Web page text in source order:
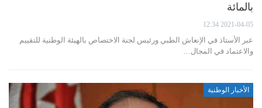
بالمائة
2021-04-05 12:34
عبر الأستاذ في الإنعاش الطبي ورئيس لجنة الاختصاص بالهيئة الوطنية للتقييم
والاعتماد في المجال…
الأخبار الوطنية